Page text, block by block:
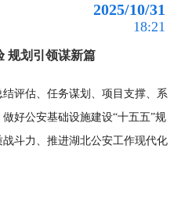
2025/10/31
18:21
规划引领谋新篇
评估、任务谋划、项目支撑、系
好公安基础设施建设“十五五”规
斗力、推进湖北公安工作现代化